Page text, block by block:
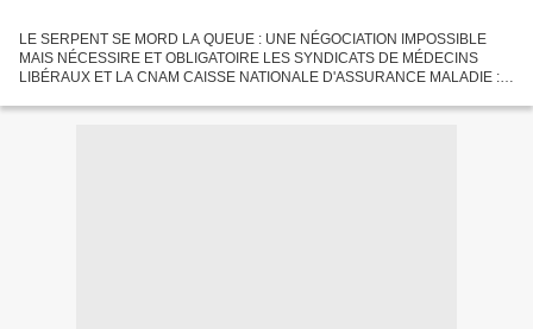
LE SERPENT SE MORD LA QUEUE : UNE NÉGOCIATION IMPOSSIBLE
MAIS NÉCESSIRE ET OBLIGATOIRE LES SYNDICATS DE MÉDECINS
LIBÉRAUX ET LA CNAM CAISSE NATIONALE D'ASSURANCE MALADIE :
https://www.olonnes.com/2023/02/le-scandale-des-honoraires-de-nos-